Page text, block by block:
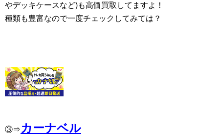
やデッキケースなど)も高価買取してますよ！
種類も豊富なので一度チェックしてみては？
③⇒ カーナベル